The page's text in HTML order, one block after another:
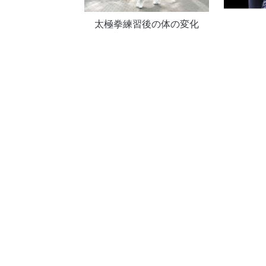
太極拳練習後の体の変化